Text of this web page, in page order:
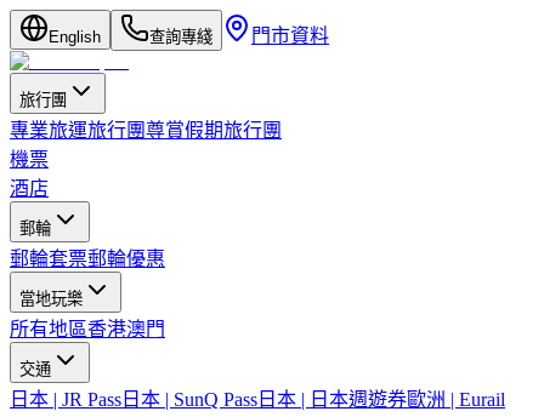
English 查詢專綫 門市資料
旅行團
專業旅運旅行團尊賞假期旅行團
機票
酒店
郵輪
郵輪套票郵輪優惠
當地玩樂
所有地區香港澳門
交通
日本 | JR Pass 日本 | SunQ Pass 日本 | 日本週遊券歐洲 | Eurail